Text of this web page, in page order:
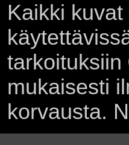
Kaikki
tarkoituksiin
mukaisesti
korvausta.